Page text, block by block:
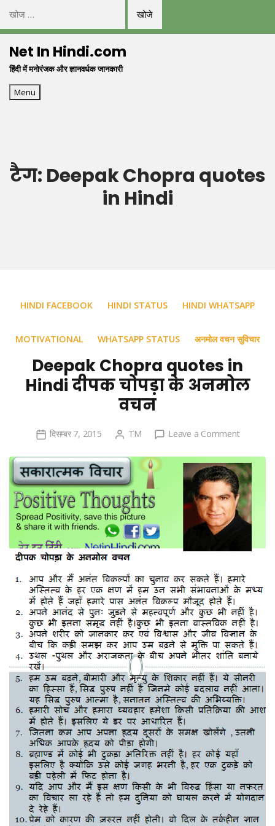
निम्न
को
खोजें:Net In Hindi.com
हिंदी में मनोरंजक और ज्ञानवर्धक जानकारी
Menu
टैग: Deepak Chopra quotes
in Hindi
HINDI FACEBOOK HINDI STATUS HINDI WHATSAPP
MOTIVATIONAL WHATSAPP STATUS अनमोल वचन सुविचार
Deepak Chopra quotes in
Hindi दीपक चोपड़ा के अनमोल
वचन
दिसम्बर 7, 2015 TM Leave a Commenton
Chopra
quotes
in
Hindi
दीपक
चोपड़ा
वचन